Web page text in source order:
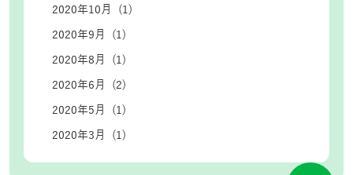
2020年10月 (1)
2020年9月 (1)
2020年8月 (1)
2020年6月 (2)
2020年5月 (1)
2020年3月 (1)